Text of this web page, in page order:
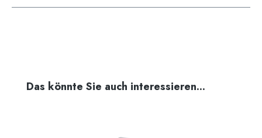
Produktgalerie überspringen
Das könnte Sie auch interessieren...